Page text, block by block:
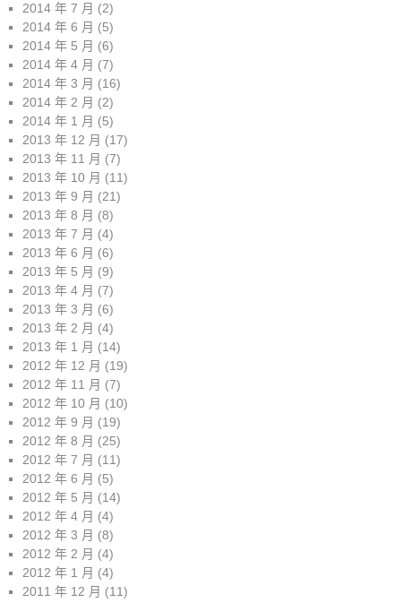
2014 年 7 月 (2)
2014 年 6 月 (5)
2014 年 5 月 (6)
2014 年 4 月 (7)
2014 年 3 月 (16)
2014 年 2 月 (2)
2014 年 1 月 (5)
2013 年 12 月 (17)
2013 年 11 月 (7)
2013 年 10 月 (11)
2013 年 9 月 (21)
2013 年 8 月 (8)
2013 年 7 月 (4)
2013 年 6 月 (6)
2013 年 5 月 (9)
2013 年 4 月 (7)
2013 年 3 月 (6)
2013 年 2 月 (4)
2013 年 1 月 (14)
2012 年 12 月 (19)
2012 年 11 月 (7)
2012 年 10 月 (10)
2012 年 9 月 (19)
2012 年 8 月 (25)
2012 年 7 月 (11)
2012 年 6 月 (5)
2012 年 5 月 (14)
2012 年 4 月 (4)
2012 年 3 月 (8)
2012 年 2 月 (4)
2012 年 1 月 (4)
2011 年 12 月 (11)